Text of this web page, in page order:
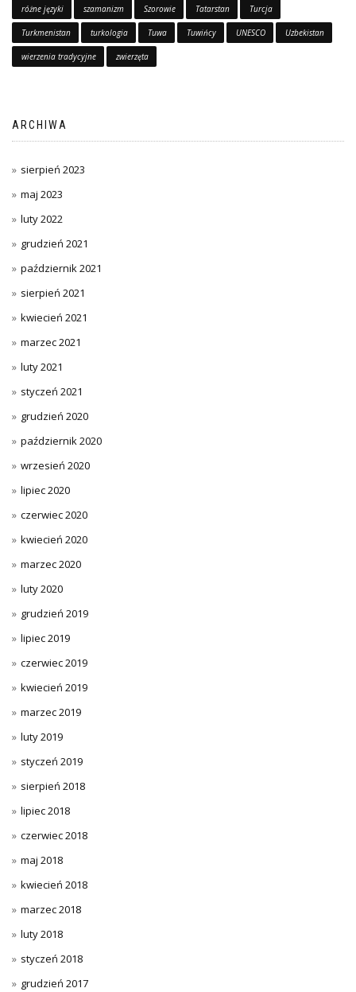
różne języki szamanizm Szorowie Tatarstan Turcja
Turkmenistan turkologia Tuwa Tuwińcy UNESCO Uzbekistan
wierzenia tradycyjne zwierzęta
ARCHIWA
sierpień 2023
maj 2023
luty 2022
grudzień 2021
październik 2021
sierpień 2021
kwiecień 2021
marzec 2021
luty 2021
styczeń 2021
grudzień 2020
październik 2020
wrzesień 2020
lipiec 2020
czerwiec 2020
kwiecień 2020
marzec 2020
luty 2020
grudzień 2019
lipiec 2019
czerwiec 2019
kwiecień 2019
marzec 2019
luty 2019
styczeń 2019
sierpień 2018
lipiec 2018
czerwiec 2018
maj 2018
kwiecień 2018
marzec 2018
luty 2018
styczeń 2018
grudzień 2017